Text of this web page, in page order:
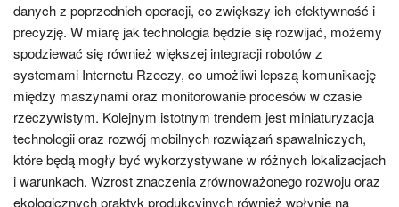
danych z poprzednich operacji, co zwiększy ich efektywność i
precyzję. W miarę jak technologia będzie się rozwijać, możemy
spodziewać się również większej integracji robotów z
systemami Internetu Rzeczy, co umożliwi lepszą komunikację
między maszynami oraz monitorowanie procesów w czasie
rzeczywistym. Kolejnym istotnym trendem jest miniaturyzacja
technologii oraz rozwój mobilnych rozwiązań spawalniczych,
które będą mogły być wykorzystywane w różnych lokalizacjach
i warunkach. Wzrost znaczenia zrównoważonego rozwoju oraz
ekologicznych praktyk produkcyjnych również wpłynie na